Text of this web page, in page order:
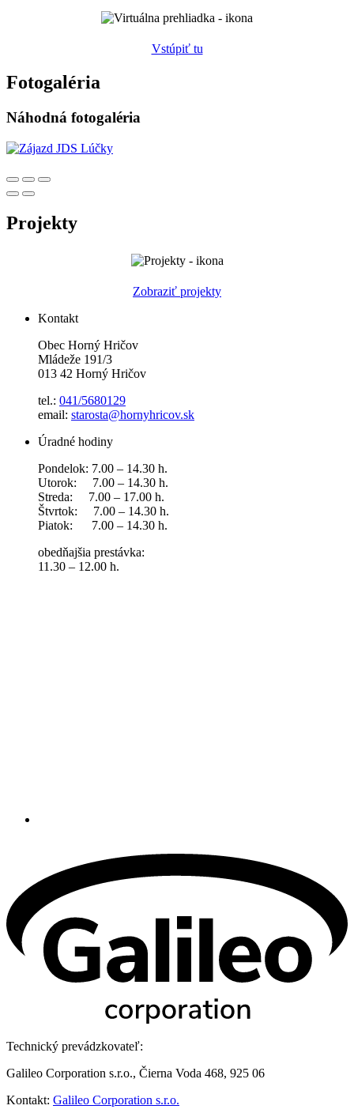
Vstúpiť tu
Fotogaléria
Náhodná fotogaléria
Projekty
Zobraziť projekty
Kontakt
Obec Horný Hričov
Mládeže 191/3
013 42 Horný Hričov
tel.: 041/5680129
email: starosta@hornyhricov.sk
Úradné hodiny
Pondelok: 7.00 – 14.30 h.
Utorok: 7.00 – 14.30 h.
Streda: 7.00 – 17.00 h.
Štvrtok: 7.00 – 14.30 h.
Piatok: 7.00 – 14.30 h.
obedňajšia prestávka:
11.30 – 12.00 h.
Technický prevádzkovateľ:
Galileo Corporation s.r.o., Čierna Voda 468, 925 06
Kontakt: Galileo Corporation s.r.o.